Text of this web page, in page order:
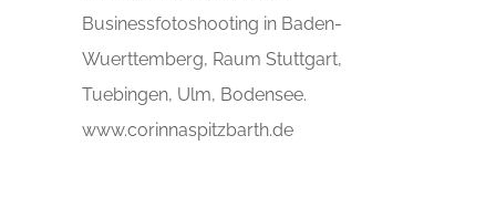
Businessfotoshooting in Baden-
Wuerttemberg, Raum Stuttgart,
Tuebingen, Ulm, Bodensee.
www.corinnaspitzbarth.de